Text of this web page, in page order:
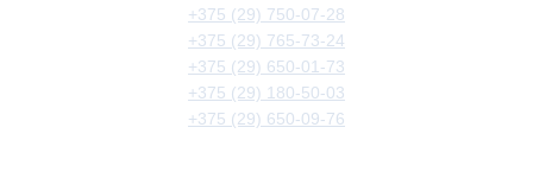
+375 (29) 750-07-28
+375 (29) 765-73-24
+375 (29) 650-01-73
+375 (29) 180-50-03
+375 (29) 650-09-76